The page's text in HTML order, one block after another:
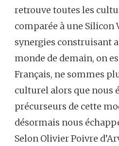
retrouve toutes les
comparée à une Silicon
synergies construisant
monde de demain, on
Français, ne sommes
culturel alors que nous
précurseurs de cette
désormais nous
Selon Olivier Poivre